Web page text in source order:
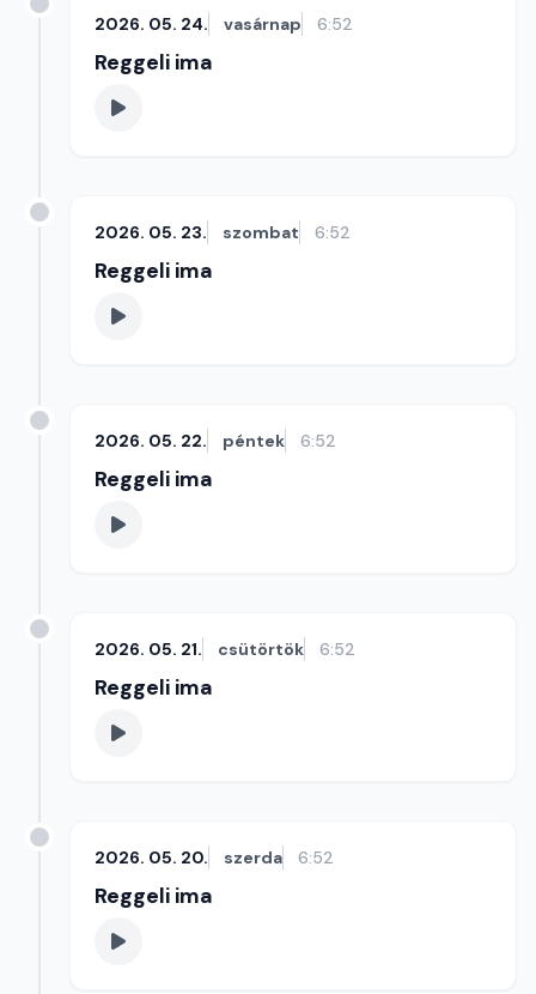
2026. 05. 24. vasárnap 6:52
Reggeli ima
2026. 05. 23. szombat 6:52
Reggeli ima
2026. 05. 22. péntek 6:52
Reggeli ima
2026. 05. 21. csütörtök 6:52
Reggeli ima
2026. 05. 20. szerda 6:52
Reggeli ima